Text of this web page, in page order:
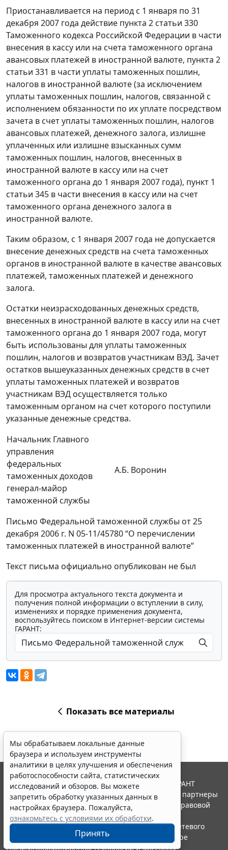
Приостанавливается на период с 1 января по 31
декабря 2007 года действие пункта 2 статьи 330
Таможенного кодекса Российской Федерации в части
внесения в кассу или на счета таможенного органа
авансовых платежей в иностранной валюте, пункта 2
статьи 331 в части уплаты таможенных пошлин,
налогов в иностранной валюте (за исключением
уплаты таможенных пошлин, налогов, связанной с
исполнением обязанности по их уплате посредством
зачета в счет уплаты таможенных пошлин, налогов
авансовых платежей, денежного залога, излишне
уплаченных или излишне взысканных сумм
таможенных пошлин, налогов, внесенных в
иностранной валюте в кассу или на счет
таможенного органа до 1 января 2007 года), пункт 1
статьи 345 в части внесения в кассу или на счет
таможенного органа денежного залога в
иностранной валюте.
Таким образом, с 1 января 2007 года не допускается
внесение денежных средств на счета таможенных
органов в иностранной валюте в качестве авансовых
платежей, таможенных платежей и денежного
залога.
Остатки неизрасходованных денежных средств,
внесенных в иностранной валюте в кассу или на счет
таможенного органа до 1 января 2007 года, могут
быть использованы для уплаты таможенных
пошлин, налогов и возвратов участникам ВЭД. Зачет
остатков вышеуказанных денежных средств в счет
уплаты таможенных платежей и возвратов
участникам ВЭД осуществляется только
таможенным органом на счет которого поступили
указанные денежные средства.
Начальник Главного
управления
федеральных
таможенных доходов
генерал-майор
таможенной службы
А.Б. Воронин
Письмо Федеральной таможенной службы от 25
декабря 2006 г. N 05-11/45780 “О перечислении
таможенных платежей в иностранной валюте”
Текст письма официально опубликован не был
Для просмотра актуального текста документа и
получения полной информации о вступлении в силу,
изменениях и порядке применения документа,
воспользуйтесь поиском в Интернет-версии системы
ГАРАНТ:
Показать все материалы
Мы обрабатываем локальные данные
браузера и используем инструменты
аналитики в целях улучшения и обеспечения
работоспособности сайта, статистических
исследований и обзоров. Вы можете
запретить обработку указанных данных в
настройках браузера. Пожалуйста,
ознакомьтесь с условиями их обработки.
Принять
© ООО "НПП "ГАРАНТ-СЕРВИС", 2026. Система ГАРАНТ
выпускается с 1990 года. Компания "Гарант" и ее партнеры
являются участниками Российской ассоциации правовой
информации ГАРАНТ.
Портал ГАРАНТ.РУ зарегистрирован в качестве сетевого
издания Федеральной службой по надзору в сфере
связи,информационных технологий и массовых